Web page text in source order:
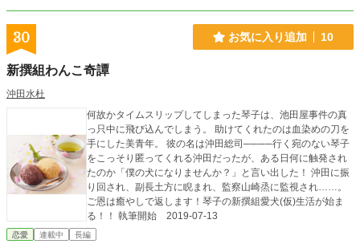
30 お気に入り追加 10
新撰組わんこ奇譚
沖田水杜
何故かタイムスリップしてしまった琴子は、池田屋事件の真
っ只中に飛び込んでしまう。 助けてくれたのは血染めの刀を
手にした美青年。 彼の名は沖田総司────行く宛のない琴子
をこっそり匿ってくれる沖田だったが、ある日何に触発され
たのか「僕の犬になりませんか？」と言い出した！ 沖田に振
り回され、副長土方に睨まれ、監察山崎烝に監視され……。
ご恩は癒やしで返します！琴子の新撰組愛犬(仮)生活が始ま
る！！ 執筆開始 2019-07-13
恋愛 連載中 長編